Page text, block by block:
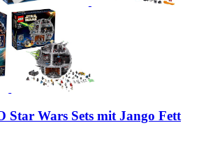
Star Wars Sets mit Jango Fett